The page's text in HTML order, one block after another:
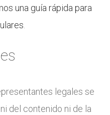
una guía rápida para
legales se
del contenido ni de la